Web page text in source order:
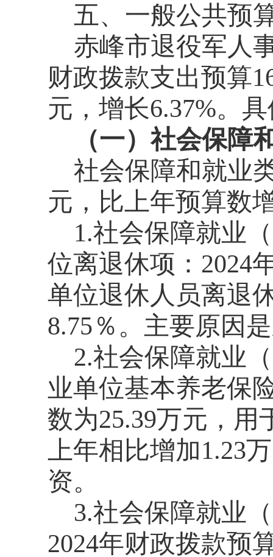
五、一般公共预
赤峰市退役军人
财政拨款支出预算
元，增长6.37%。
（一）社会保障
社会保障和就业
元，比上年预算数
1.社会保障就业
位离退休项：2024
单位退休人员离退
8.75％。主要原因
2.社会保障就业
业单位基本养老保
数为25.39万元，
上年相比增加1.23
资。
3.社会保障就业
2024年财政拨款预